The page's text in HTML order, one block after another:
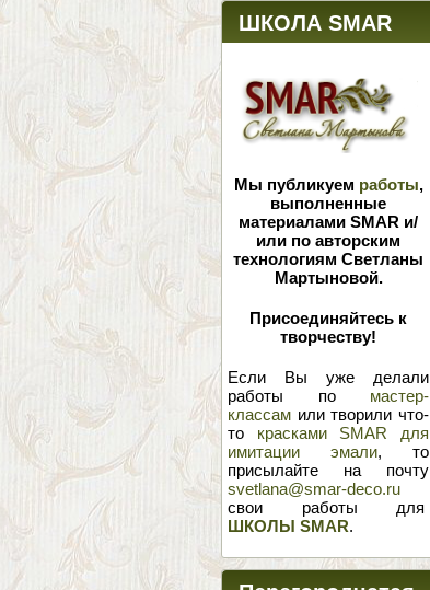
ШКОЛА SMAR
Мы публикуем работы,
выполненные
материалами SMAR и/
или по авторским
технологиям Светланы
Мартыновой.
Присоединяйтесь к
творчеству!
Если Вы уже делали
работы по мастер-
классам или творили что-
то красками SMAR для
имитации эмали, то
присылайте на почту
svetlana@smar-deco.ru
свои работы для
ШКОЛЫ SMAR.